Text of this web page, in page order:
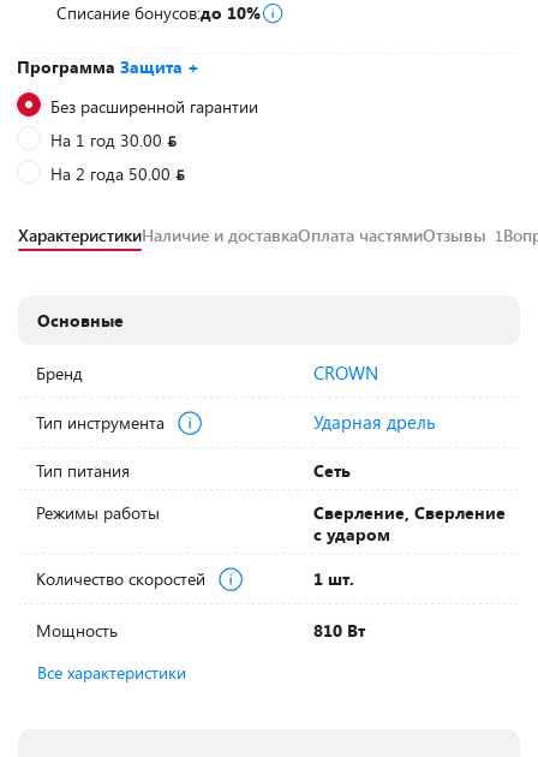
Программа Защита +
Без расширенной гарантии
На 1 год 30.00
На 2 года 50.00
Списание бонусов:до 10%
ХарактеристикиНаличие и доставкаОплата частямиОтзывы 1
Основные
Бренд CROWN
Тип инструмента Ударная дрель
Тип питания
Сеть
Режимы работы
Сверление, Сверление
с ударом
Количество скоростей
1 шт.
Мощность
810 Вт
Все характеристики